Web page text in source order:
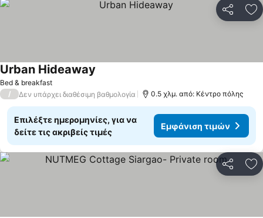
Bed & breakfast
Urban Hideaway
/ Δεν υπάρχει διαθέσιμη βαθμολογία 0.5 χλμ. από: Κέντρο πόλης
Επιλέξτε ημερομηνίες, για να
δείτε τις ακριβείς τιμές
Εμφάνιση τιμών